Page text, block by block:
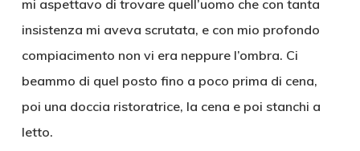
mi aspettavo di trovare quell’uomo che con tanta
insistenza mi aveva scrutata, e con mio profondo
compiacimento non vi era neppure l’ombra. Ci
beammo di quel posto fino a poco prima di cena,
poi una doccia ristoratrice, la cena e poi stanchi a
letto.